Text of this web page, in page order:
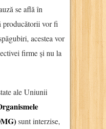
se află în
producătorii vor fi
acestea vor
firme și nu la
ale Uniunii
sunt interzise,